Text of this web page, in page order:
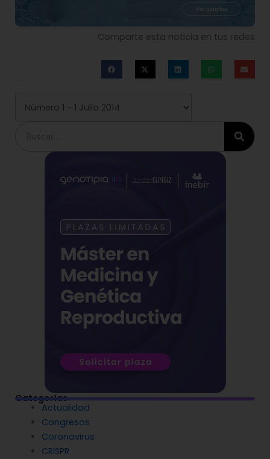
Comparte esta noticia en tus redes
Categorías
Actualidad
Congresos
Coronavirus
CRISPR